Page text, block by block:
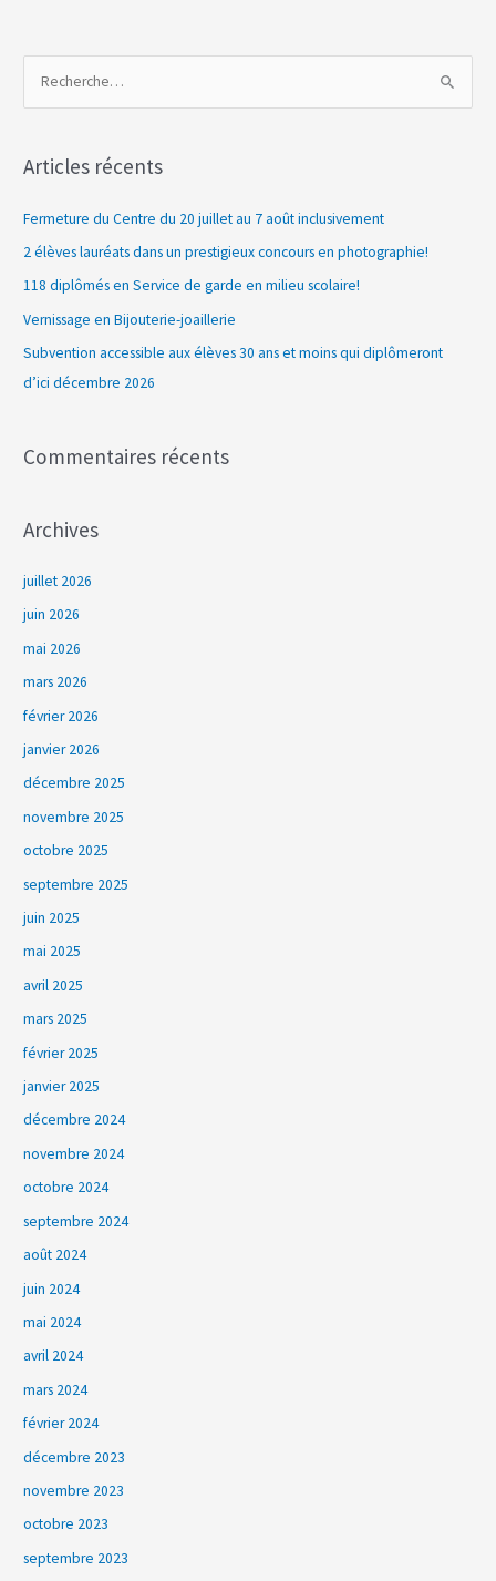
h
h
e
r
Articles récents
Fermeture du Centre du 20 juillet au 7 août inclusivement
2 élèves lauréats dans un prestigieux concours en photographie!
118 diplômés en Service de garde en milieu scolaire!
Vernissage en Bijouterie-joaillerie
Subvention accessible aux élèves 30 ans et moins qui diplômeront
d’ici décembre 2026
Commentaires récents
Archives
juillet 2026
juin 2026
mai 2026
mars 2026
février 2026
janvier 2026
décembre 2025
novembre 2025
octobre 2025
septembre 2025
juin 2025
mai 2025
avril 2025
mars 2025
février 2025
janvier 2025
décembre 2024
novembre 2024
octobre 2024
septembre 2024
août 2024
juin 2024
mai 2024
avril 2024
mars 2024
février 2024
décembre 2023
novembre 2023
octobre 2023
septembre 2023